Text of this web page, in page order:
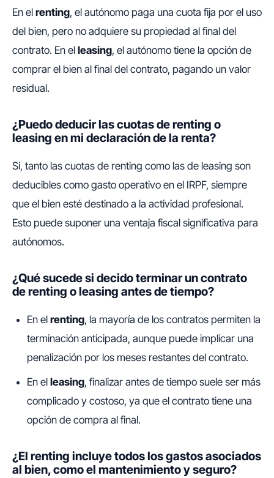
En el renting, el autónomo paga una cuota fija por el uso
del bien, pero no adquiere su propiedad al final del
contrato. En el leasing, el autónomo tiene la opción de
comprar el bien al final del contrato, pagando un valor
residual.
¿Puedo deducir las cuotas de renting o
leasing en mi declaración de la renta?
Sí, tanto las cuotas de renting como las de leasing son
deducibles como gasto operativo en el IRPF, siempre
que el bien esté destinado a la actividad profesional.
Esto puede suponer una ventaja fiscal significativa para
autónomos.
¿Qué sucede si decido terminar un contrato
de renting o leasing antes de tiempo?
En el renting, la mayoría de los contratos permiten la
terminación anticipada, aunque puede implicar una
penalización por los meses restantes del contrato.
En el leasing, finalizar antes de tiempo suele ser más
complicado y costoso, ya que el contrato tiene una
opción de compra al final.
¿El renting incluye todos los gastos asociados
al bien, como el mantenimiento y seguro?